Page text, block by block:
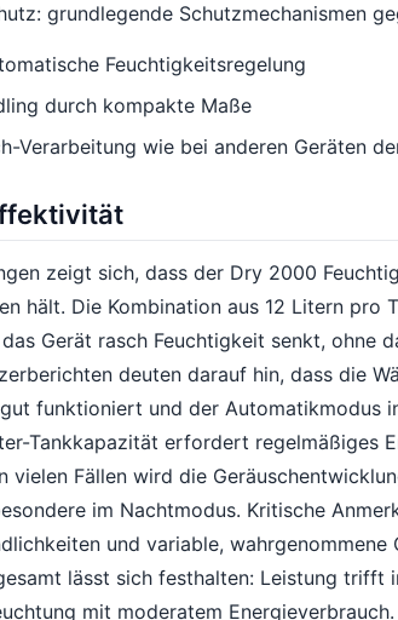
grundlegende Schutzmechanismen
Feuchtigkeitsregelung
durch kompakte Maße
Verarbeitung wie bei anderen Geräten
zeigt sich, dass der Dry 2000
hält. Die Kombination aus 12 Litern pro
Gerät rasch Feuchtigkeit senkt, ohne
deuten darauf hin, dass die
funktioniert und der Automatikmodus
Tankkapazität erfordert regelmäßiges
vielen Fällen wird die
im Nachtmodus. Kritische
und variable, wahrgenommene
lässt sich festhalten: Leistung trifft
mit moderatem Energieverbrauch.